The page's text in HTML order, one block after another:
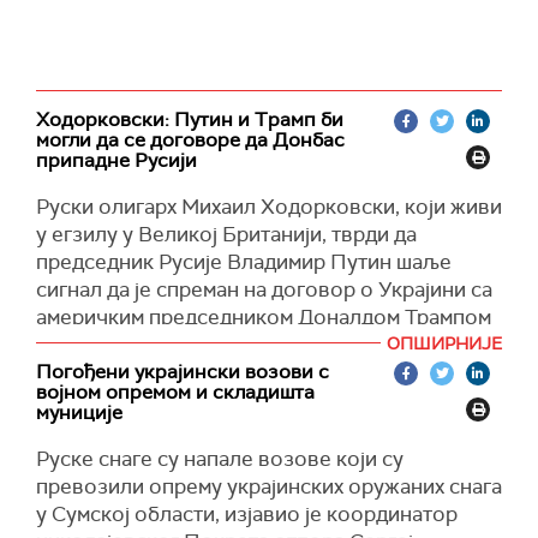
Ходорковски: Путин и Трамп би
могли да се договоре да Донбас
припадне Русији
Руски олигарх Михаил Ходорковски, који живи
у егзилу у Великој Британији, тврди да
председник Русије Владимир Путин шаље
сигнал да је спреман на договор о Украјини са
америчким председником Доналдом Трампом
и да би он могао укључивати уступање
Донбаса Русији.
Ходорковски је за
делове које још није окупирао. Он тврди и да
би Путин могао да покуша да учврсти
територијалне добитке на истоку Украјине да
ОПШИРНИЈЕ
Погођени украјински возови с
војном опремом и складишта
муниције
Руске снаге су напале возове који су
превозили опрему украјинских оружаних снага
у Сумској области, изјавио је координатор